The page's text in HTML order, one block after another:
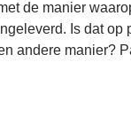
de manier
Is dat op
andere manier?